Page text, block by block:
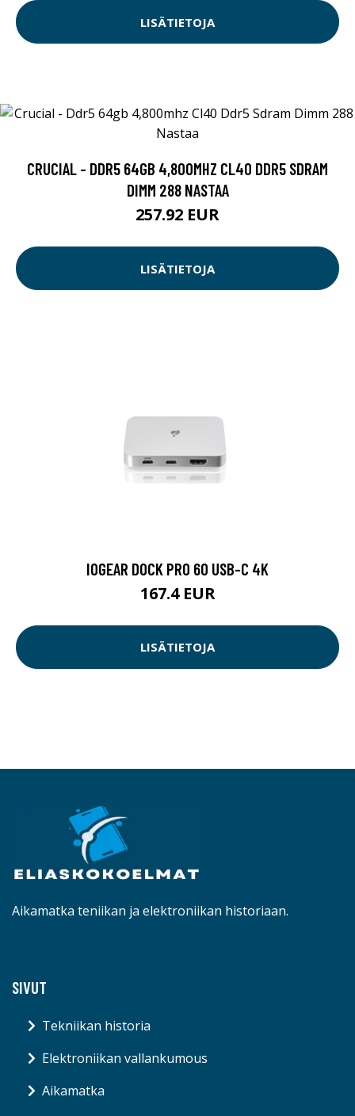
LISÄTIETOJA
CRUCIAL - DDR5 64GB 4,800MHZ CL40 DDR5 SDRAM
DIMM 288 NASTAA
257.92 EUR
LISÄTIETOJA
IOGEAR DOCK PRO 60 USB-C 4K
167.4 EUR
LISÄTIETOJA
Aikamatka teniikan ja elektroniikan historiaan.
SIVUT
Tekniikan historia
Elektroniikan vallankumous
Aikamatka